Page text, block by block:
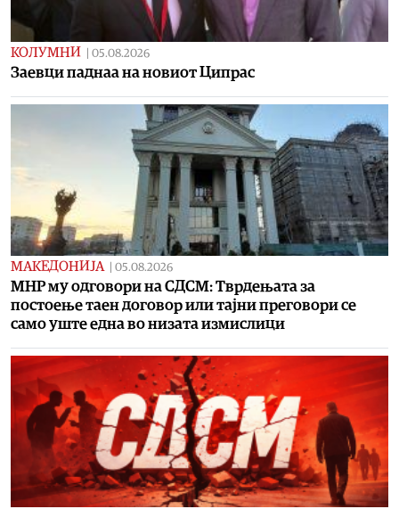
КОЛУМНИ | 05.08.2026
Заевци паднаа на новиот Ципрас
МАКЕДОНИЈА | 05.08.2026
MНР му одговори на СДСМ: Тврдењата за
постоење таен договор или тајни преговори се
само уште една во низата измислици